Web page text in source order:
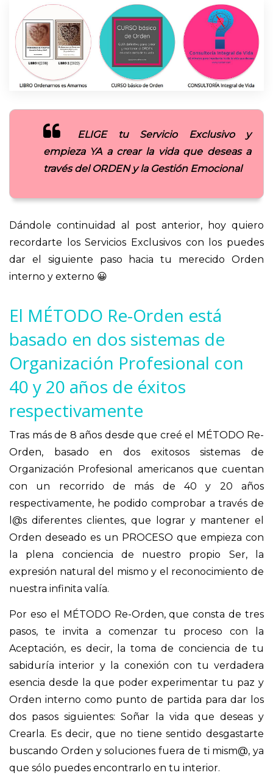
ELIGE tu Servicio Exclusivo y
empieza YA a crear la vida que deseas a
través del ORDEN y la Gestión Emocional
Dándole continuidad al post anterior, hoy quiero
recordarte los Servicios Exclusivos con los puedes
dar el siguiente paso hacia tu merecido Orden
interno y externo 😀
El MÉTODO Re-Orden está
basado en dos sistemas de
Organización Profesional con
40 y 20 años de éxitos
respectivamente
Tras más de 8 años desde que creé el MÉTODO Re-
Orden, basado en dos exitosos sistemas de
Organización Profesional americanos que cuentan
con un recorrido de más de 40 y 20 años
respectivamente, he podido comprobar a través de
l@s diferentes clientes, que lograr y mantener el
Orden deseado es un PROCESO que empieza con
la plena conciencia de nuestro propio Ser, la
expresión natural del mismo y el reconocimiento de
nuestra infinita valía.
Por eso el MÉTODO Re-Orden, que consta de tres
pasos, te invita a comenzar tu proceso con la
Aceptación, es decir, la toma de conciencia de tu
sabiduría interior y la conexión con tu verdadera
esencia desde la que poder experimentar tu paz y
Orden interno como punto de partida para dar los
dos pasos siguientes: Soñar la vida que deseas y
Crearla. Es decir, que no tiene sentido desgastarte
buscando Orden y soluciones fuera de ti mism@, ya
que sólo puedes encontrarlo en tu interior.